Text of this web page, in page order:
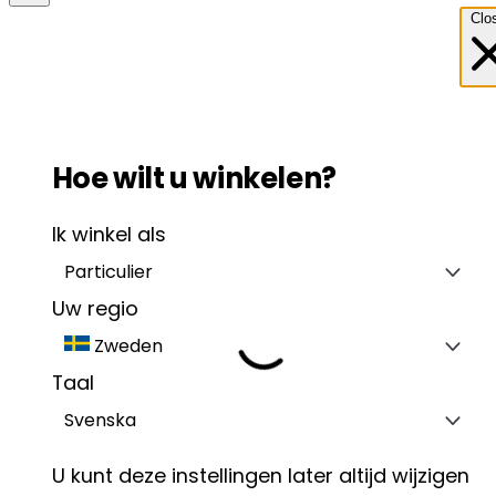
Hoe wilt u winkelen?
Ik winkel als
Particulier
Uw regio
Zweden
Taal
Svenska
U kunt deze instellingen later altijd wijzigen